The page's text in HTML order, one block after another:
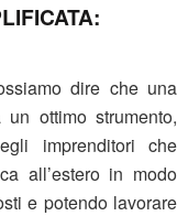
dire che una
ottimo strumento,
imprenditori che
all’estero in modo
e potendo lavorare